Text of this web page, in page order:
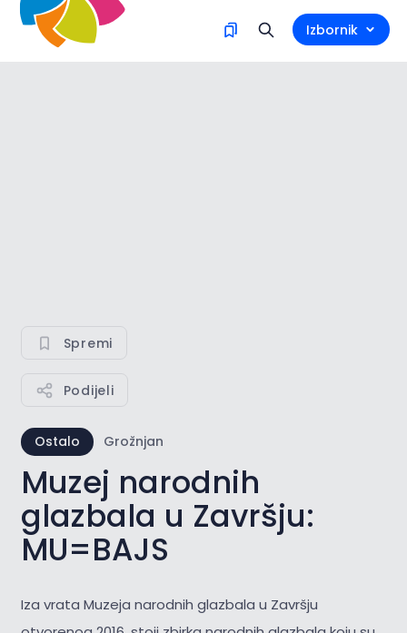
Izbornik
Spremi
Podijeli
Ostalo Grožnjan
Muzej narodnih
glazbala u Završju:
MU=BAJS
Iza vrata Muzeja narodnih glazbala u Završju